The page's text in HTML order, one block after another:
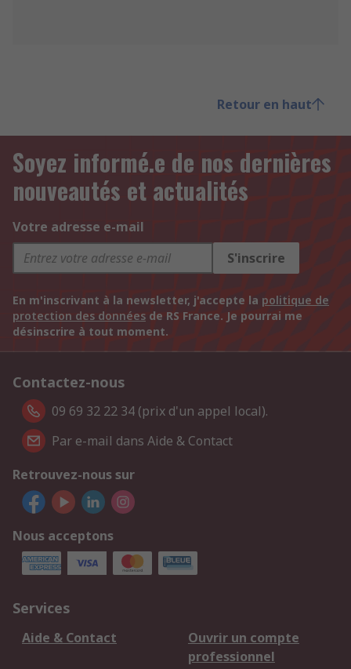
Retour en haut
Soyez informé.e de nos dernières
nouveautés et actualités
Votre adresse e-mail
S'inscrire
En m'inscrivant à la newsletter, j'accepte la politique de
protection des données de RS France. Je pourrai me
désinscrire à tout moment.
Contactez-nous
09 69 32 22 34 (prix d'un appel local).
Par e-mail dans Aide & Contact
Retrouvez-nous sur
Nous acceptons
Services
Aide & Contact
Ouvrir un compte
professionnel